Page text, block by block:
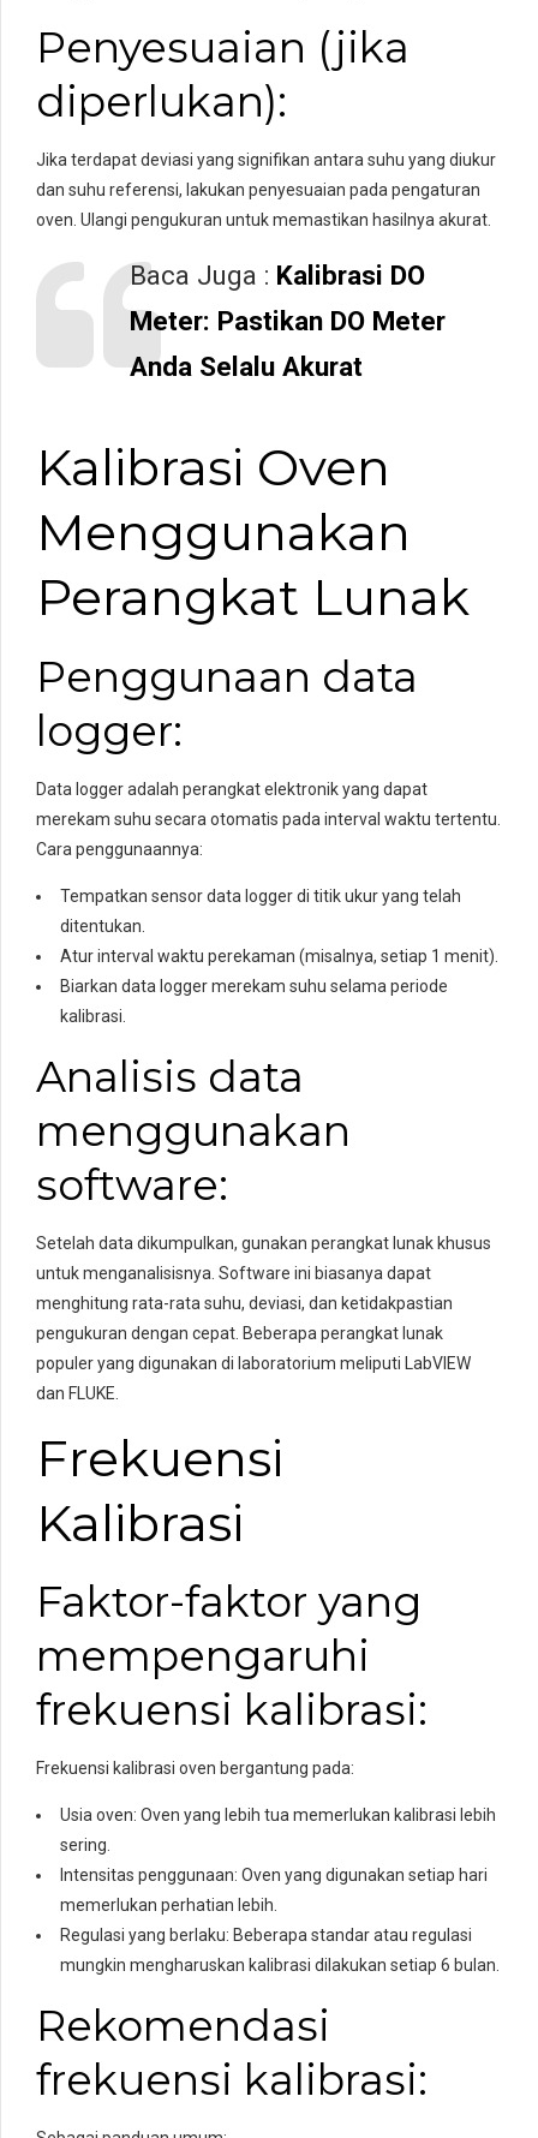
Penyesuaian (jika
diperlukan):
Jika terdapat deviasi yang signifikan antara suhu yang diukur
dan suhu referensi, lakukan penyesuaian pada pengaturan
oven. Ulangi pengukuran untuk memastikan hasilnya akurat.
Baca Juga : Kalibrasi DO
Meter: Pastikan DO Meter
Anda Selalu Akurat
Kalibrasi Oven
Menggunakan
Perangkat Lunak
Penggunaan data
logger:
Data logger adalah perangkat elektronik yang dapat
merekam suhu secara otomatis pada interval waktu tertentu.
Cara penggunaannya:
Tempatkan sensor data logger di titik ukur yang telah
ditentukan.
Atur interval waktu perekaman (misalnya, setiap 1 menit).
Biarkan data logger merekam suhu selama periode
kalibrasi.
Analisis data
menggunakan
software:
Setelah data dikumpulkan, gunakan perangkat lunak khusus
untuk menganalisisnya. Software ini biasanya dapat
menghitung rata-rata suhu, deviasi, dan ketidakpastian
pengukuran dengan cepat. Beberapa perangkat lunak
populer yang digunakan di laboratorium meliputi LabVIEW
dan FLUKE.
Frekuensi
Kalibrasi
Faktor-faktor yang
mempengaruhi
frekuensi kalibrasi:
Frekuensi kalibrasi oven bergantung pada:
Usia oven: Oven yang lebih tua memerlukan kalibrasi lebih
sering.
Intensitas penggunaan: Oven yang digunakan setiap hari
memerlukan perhatian lebih.
Regulasi yang berlaku: Beberapa standar atau regulasi
mungkin mengharuskan kalibrasi dilakukan setiap 6 bulan.
Rekomendasi
frekuensi kalibrasi: